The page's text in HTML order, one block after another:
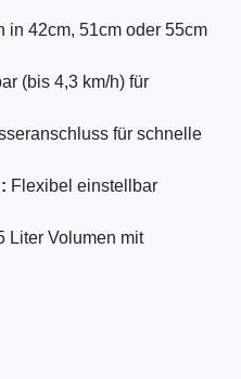
in 42cm, 51cm oder 55cm
(bis 4,3 km/h) für
für schnelle
Flexibel einstellbar
Liter Volumen mit